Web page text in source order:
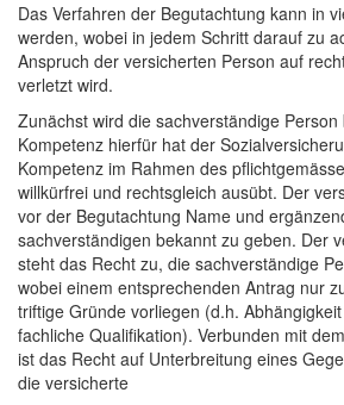
Das Verfahren der Begutachtung kann in
werden, wobei in jedem Schritt darauf zu
Anspruch der versicherten Person auf
verletzt wird.
Zunächst wird die sachverständige
Kompetenz hierfür hat der
Kompetenz im Rahmen des
willkürfrei und rechtsgleich ausübt. Der
vor der Begutachtung Name und
sachverständigen bekannt zu geben. Der
steht das Recht zu, die sachverständige
wobei einem entsprechenden Antrag nur
triftige Gründe vorliegen (d.h.
fachliche Qualifikation). Verbunden mit
ist das Recht auf Unterbreitung eines
die versicherte